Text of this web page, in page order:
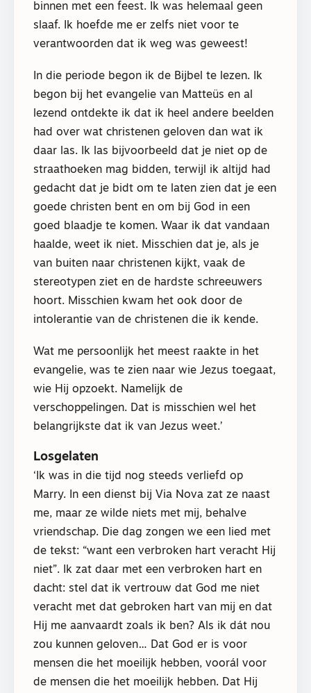
binnen met een feest. Ik was helemaal geen
slaaf. Ik hoefde me er zelfs niet voor te
verantwoorden dat ik weg was geweest!
In die periode begon ik de Bijbel te lezen. Ik
begon bij het evangelie van Matteüs en al
lezend ontdekte ik dat ik heel andere beelden
had over wat christenen geloven dan wat ik
daar las. Ik las bijvoorbeeld dat je niet op de
straathoeken mag bidden, terwijl ik altijd had
gedacht dat je bidt om te laten zien dat je een
goede christen bent en om bij God in een
goed blaadje te komen. Waar ik dat vandaan
haalde, weet ik niet. Misschien dat je, als je
van buiten naar christenen kijkt, vaak de
stereotypen ziet en de hardste schreeuwers
hoort. Misschien kwam het ook door de
intolerantie van de christenen die ik kende.
Wat me persoonlijk het meest raakte in het
evangelie, was te zien naar wie Jezus toegaat,
wie Hij opzoekt. Namelijk de
verschoppelingen. Dat is misschien wel het
belangrijkste dat ik van Jezus weet.’
Losgelaten
‘Ik was in die tijd nog steeds verliefd op
Marry. In een dienst bij Via Nova zat ze naast
me, maar ze wilde niets met mij, behalve
vriendschap. Die dag zongen we een lied met
de tekst: “want een verbroken hart veracht Hij
niet”. Ik zat daar met een verbroken hart en
dacht: stel dat ik vertrouw dat God me niet
veracht met dat gebroken hart van mij en dat
Hij me aanvaardt zoals ik ben? Als ik dát nou
zou kunnen geloven… Dat God er is voor
mensen die het moeilijk hebben, voorál voor
de mensen die het moeilijk hebben. Dat Hij